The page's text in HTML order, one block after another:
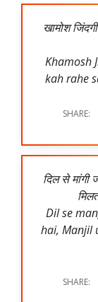
खामोश
Khamosh
kah rahe
दिल से मांगी
Dil se
hai, Manjil